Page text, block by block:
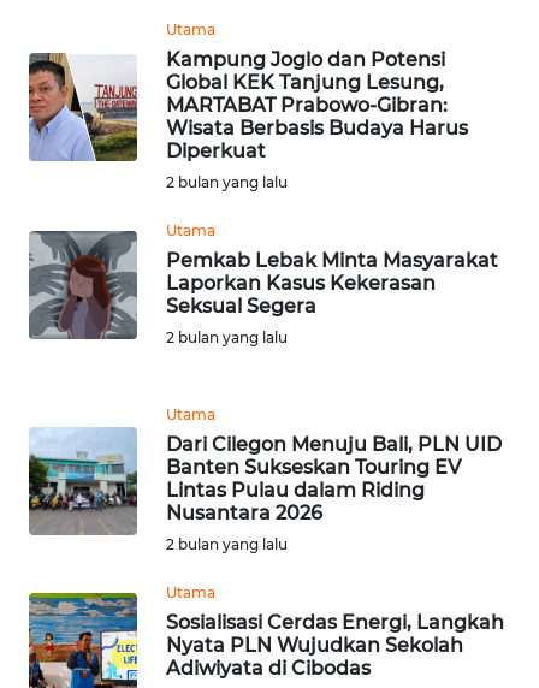
Utama
Kampung Joglo dan Potensi
Global KEK Tanjung Lesung,
MARTABAT Prabowo-Gibran:
Wisata Berbasis Budaya Harus
Diperkuat
2 bulan yang lalu
Utama
Pemkab Lebak Minta Masyarakat
Laporkan Kasus Kekerasan
Seksual Segera
2 bulan yang lalu
Utama
Dari Cilegon Menuju Bali, PLN UID
Banten Sukseskan Touring EV
Lintas Pulau dalam Riding
Nusantara 2026
2 bulan yang lalu
Utama
Sosialisasi Cerdas Energi, Langkah
Nyata PLN Wujudkan Sekolah
Adiwiyata di Cibodas
WN
DAIRI
TOBA
WN
NIAS
LANGKAT
WN
TAPANULI
SELATAN
WN
TANJUNG
LESUNG